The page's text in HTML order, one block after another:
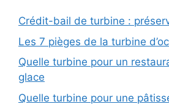
Crédit-bail de turbine :
Les 7 pièges de la turbine
Quelle turbine pour un
glace
Quelle turbine pour une